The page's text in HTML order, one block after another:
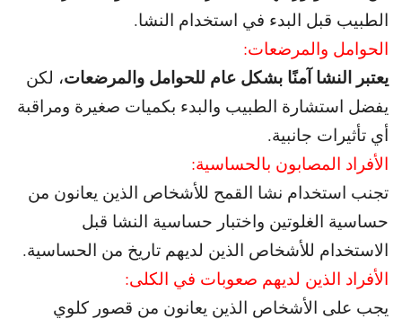
الطبيب قبل البدء في استخدام النشا.
الحوامل والمرضعات:
يعتبر النشا آمنًا بشكل عام للحوامل والمرضعات، لكن
يفضل استشارة الطبيب والبدء بكميات صغيرة ومراقبة
أي تأثيرات جانبية.
الأفراد المصابون بالحساسية:
تجنب استخدام نشا القمح للأشخاص الذين يعانون من
حساسية الغلوتين واختبار حساسية النشا قبل
الاستخدام للأشخاص الذين لديهم تاريخ من الحساسية.
الأفراد الذين لديهم صعوبات في الكلى:
يجب على الأشخاص الذين يعانون من قصور كلوي